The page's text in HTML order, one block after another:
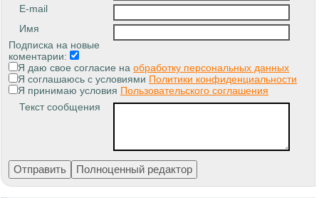
E-mail
Имя
Подписка на новые
коментарии:
Я даю свое согласие на обработку персональных данных
Я соглашаюсь с условиями Политики конфиденциальности
Я принимаю условия Пользовательского соглашения
Текст сообщения